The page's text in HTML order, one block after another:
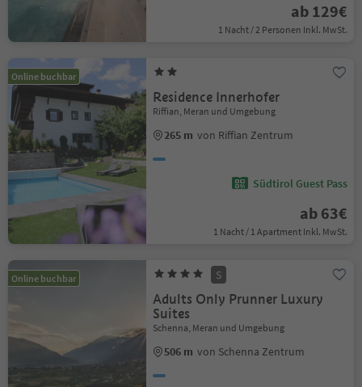
ab 129€
1 Nacht / 2 Personen Inkl. MwSt.
Online buchbar
Residence Innerhofer
Riffian, Meran und Umgebung
265 m von Riffian Zentrum
Südtirol Guest Pass
ab 63€
1 Nacht / 1 Apartment Inkl. MwSt.
Online buchbar S
Adults Only Prunner Luxury
Suites
Schenna, Meran und Umgebung
506 m von Schenna Zentrum